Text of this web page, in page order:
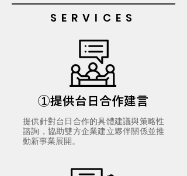
SERVICES
①提供台日合作建言
提供針對台日合作的具體建議與策略性
諮詢，協助雙方企業建立夥伴關係並推
動新事業展開。